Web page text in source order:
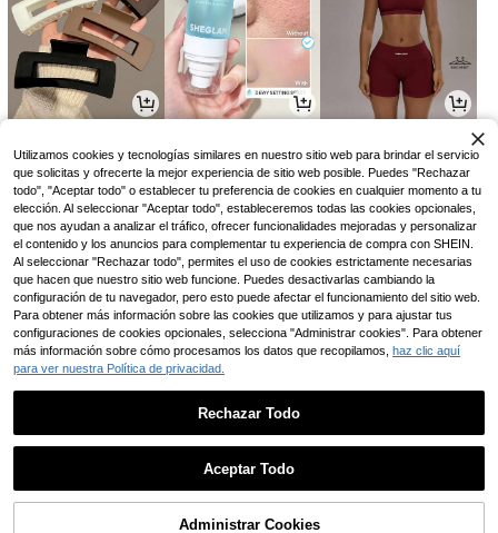
1
61.238 3.990 7.944
Volver al principio
Utilizamos cookies y tecnologías similares en nuestro sitio web para brindar el servicio
que solicitas y ofrecerte la mejor experiencia de sitio web posible. Puedes "Rechazar
todo", "Aceptar todo" o establecer tu preferencia de cookies en cualquier momento a tu
elección. Al seleccionar "Aceptar todo", estableceremos todas las cookies opcionales,
que nos ayudan a analizar el tráfico, ofrecer funcionalidades mejoradas y personalizar
el contenido y los anuncios para complementar tu experiencia de compra con SHEIN.
Al seleccionar "Rechazar todo", permites el uso de cookies estrictamente necesarias
que hacen que nuestro sitio web funcione. Puedes desactivarlas cambiando la
configuración de tu navegador, pero esto puede afectar el funcionamiento del sitio web.
Para obtener más información sobre las cookies que utilizamos y para ajustar tus
configuraciones de cookies opcionales, selecciona "Administrar cookies". Para obtener
más información sobre cómo procesamos los datos que recopilamos, haz clic aquí
para ver nuestra Política de privacidad.
Rechazar Todo
Aceptar Todo
Administrar Cookies